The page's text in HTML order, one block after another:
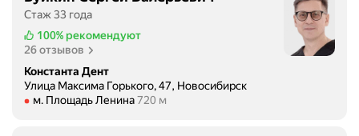
Стаж 33 года
100% рекомендуют
26 отзывов
Константа Дент
Улица Максима Горького, 47, Новосибирск
Метро м. Площадь Ленина Расстояние 720 м
м. Площадь Ленина 720 м